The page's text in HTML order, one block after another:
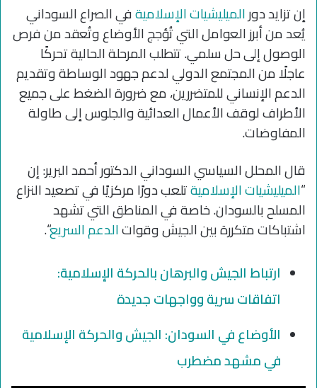
إن تزايد دورالميليشيات الإسلاميةفي الصراع السوداني
يُعد من أبرز العوامل التي تُؤجج الأوضاع وتُعقد من فرص
الوصول إلى حل سلمي. تتطلب المرحلة الحالية تحركًا
عاجلًا من المجتمع الدولي لدعم جهود الوساطة وتقديم
الدعم الإنساني للمتضررين، مع ضرورة الضغط على جميع
الأطراف لوقف الأعمال العدائية والجلوس إلى طاولة
المفاوضات.
قال المحلل السياسي السوداني الدكتور أحمد البرير: إن
“الميليشيات الإسلاميةتلعب دورًا مركزيًا في تصعيد النزاع
المسلح بالسودان. خاصة في المناطق التي تشهد
اشتباكات متكررة بين الجيش وقواتالدعم السريع“.
ارتباط الجيش والبرهان بالحركة الإسلامية:
اتفاقات سرية وواجهات جديدة
الأوضاع في السودان: الجيش والحركة الإسلامية
في مشهد مضطرب